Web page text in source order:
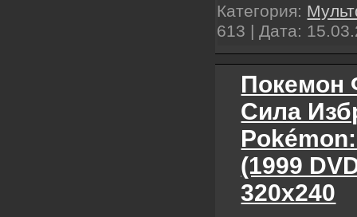
Категория:
613 | Дата:
Покемон
Сила
(1999
320х240